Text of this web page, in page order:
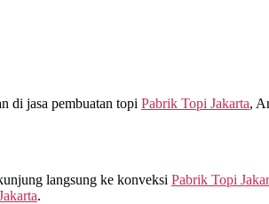
di jasa pembuatan topi Pabrik Topi Jakarta,
langsung ke konveksi Pabrik Topi
.